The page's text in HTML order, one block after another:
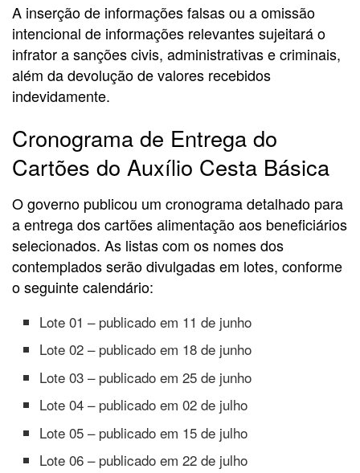
A inserção de informações falsas ou a omissão
intencional de informações relevantes sujeitará o
infrator a sanções civis, administrativas e criminais,
além da devolução de valores recebidos
indevidamente.
Cronograma de Entrega do
Cartões do Auxílio Cesta Básica
O governo publicou um cronograma detalhado para
a entrega dos cartões alimentação aos beneficiários
selecionados. As listas com os nomes dos
contemplados serão divulgadas em lotes, conforme
o seguinte calendário:
Lote 01 – publicado em 11 de junho
Lote 02 – publicado em 18 de junho
Lote 03 – publicado em 25 de junho
Lote 04 – publicado em 02 de julho
Lote 05 – publicado em 15 de julho
Lote 06 – publicado em 22 de julho